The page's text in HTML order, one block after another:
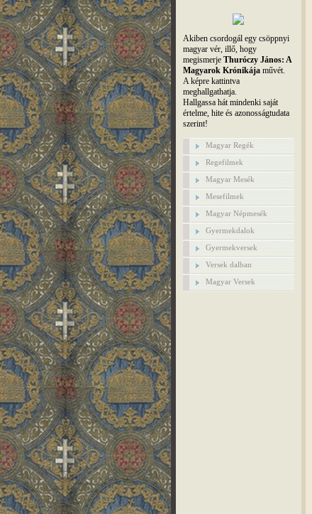
Akiben csordogál egy csöppnyi
magyar vér, illő, hogy
megismerje Thuróczy János: A
Magyarok Krónikájaművét.
A képre kattintva
meghallgathatja.
Hallgassa hát mindenki saját
értelme, hite és azonosságtudata
szerint!
Magyar Regék
Regefilmek
Magyar Mesék
Mesefilmek
Magyar Népmesék
Gyermekdalok
Gyermekversek
Versek dalban
Magyar Versek